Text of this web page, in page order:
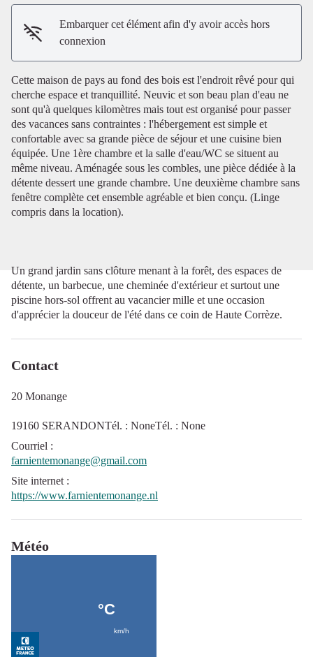
Embarquer cet élément afin d'y avoir accès hors
connexion
Cette maison de pays au fond des bois est l'endroit rêvé pour qui
cherche espace et tranquillité. Neuvic et son beau plan d'eau ne
sont qu'à quelques kilomètres mais tout est organisé pour passer
des vacances sans contraintes : l'hébergement est simple et
confortable avec sa grande pièce de séjour et une cuisine bien
équipée. Une 1ère chambre et la salle d'eau/WC se situent au
même niveau. Aménagée sous les combles, une pièce dédiée à la
détente dessert une grande chambre. Une deuxième chambre sans
fenêtre complète cet ensemble agréable et bien conçu. (Linge
compris dans la location).
Un grand jardin sans clôture menant à la forêt, des espaces de
détente, un barbecue, une cheminée d'extérieur et surtout une
piscine hors-sol offrent au vacancier mille et une occasion
d'apprécier la douceur de l'été dans ce coin de Haute Corrèze.
Contact
20 Monange
19160 SERANDONTél. : NoneTél. : None
Courriel :
farnientemonange@gmail.com
Site internet :
https://www.farnientemonange.nl
Météo